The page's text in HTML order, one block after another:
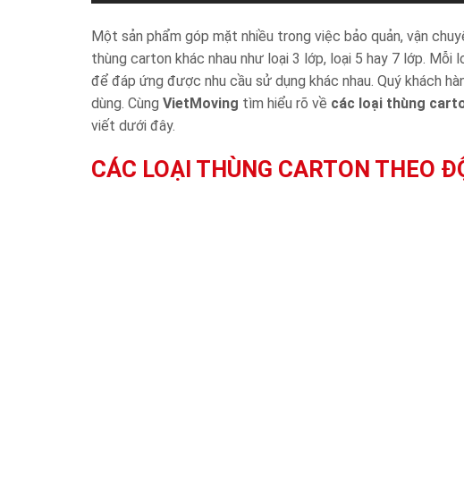
Một sản phẩm góp mặt nhiều trong việc bảo quản, vận
thùng carton khác nhau như loại 3 lớp, loại 5 hay 7 lớp.
để đáp ứng được nhu cầu sử dụng khác nhau. Quý khách
dùng. Cùng VietMoving tìm hiểu rõ về các loại thùng
viết dưới đây.
CÁC LOẠI THÙNG CARTON THEO